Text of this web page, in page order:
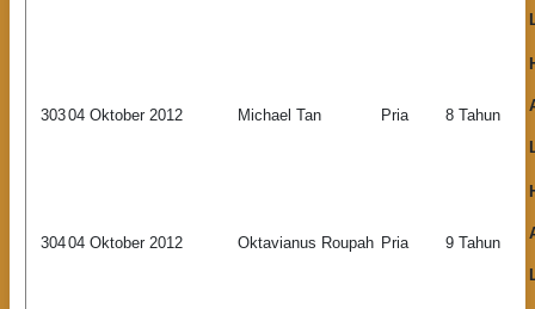
30304 Oktober 2012 Michael Tan Pria 8 Tahun
30404 Oktober 2012 Oktavianus Roupah Pria 9 Tahun